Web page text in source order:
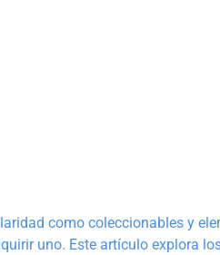
como coleccionables y
uno. Este artículo explora